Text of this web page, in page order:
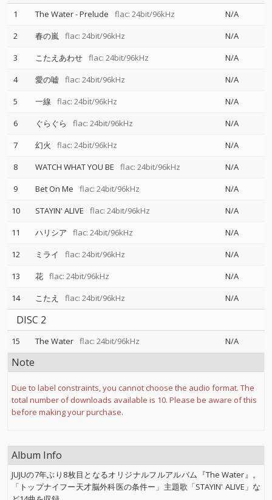
1 The Water - Prelude flac: 24bit/96kHz
N/A
2
春の嵐 flac: 24bit/96kHz
N/A
3
こたえあわせ flac: 24bit/96kHz
N/A
4
愛の嘘 flac: 24bit/96kHz
N/A
5
一線 flac: 24bit/96kHz
N/A
6
ぐらぐら flac: 24bit/96kHz
N/A
7
幻火 flac: 24bit/96kHz
N/A
8
WATCH WHAT YOU BE flac: 24bit/96kHz
N/A
9
Bet On Me flac: 24bit/96kHz
N/A
10
STAYIN' ALIVE flac: 24bit/96kHz
N/A
11
ハリシア flac: 24bit/96kHz
N/A
12
ミライ flac: 24bit/96kHz
N/A
13
花 flac: 24bit/96kHz
N/A
14
こたえ flac: 24bit/96kHz N/A
DISC 2
15 The Water flac: 24bit/96kHz N/A
Note
Due to label constraints, you cannot choose the audio format. The
total number of downloads available is 10. Please be aware of this
before making your purchase.
Album Info
JUJUの7年ぶり8枚目となるオリジナルフルアルバム『The Water』。
「トップナイフー天才脳外科医の条件ー」主題歌「STAYIN' ALIVE」な